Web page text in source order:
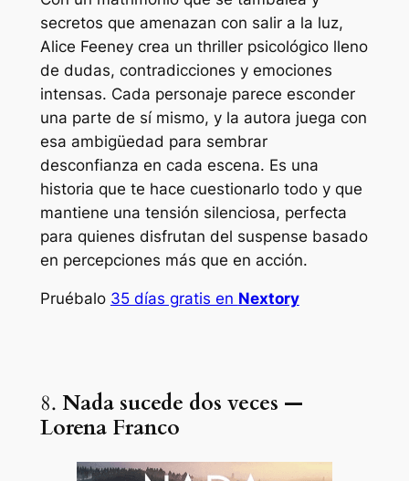
secretos que amenazan con salir a la luz,
Alice Feeney crea un thriller psicológico lleno
de dudas, contradicciones y emociones
intensas. Cada personaje parece esconder
una parte de sí mismo, y la autora juega con
esa ambigüedad para sembrar
desconfianza en cada escena. Es una
historia que te hace cuestionarlo todo y que
mantiene una tensión silenciosa, perfecta
para quienes disfrutan del suspense basado
en percepciones más que en acción.
Pruébalo 35 días gratis en Nextory
8. Nada sucede dos veces —
Lorena Franco